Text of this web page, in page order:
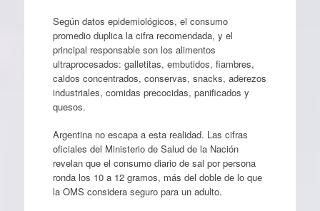
Según datos epidemiológicos, el consumo
promedio duplica la cifra recomendada, y el
principal responsable son los alimentos
ultraprocesados: galletitas, embutidos, fiambres,
caldos concentrados, conservas, snacks, aderezos
industriales, comidas precocidas, panificados y
quesos.
Argentina no escapa a esta realidad. Las cifras
oficiales del Ministerio de Salud de la Nación
revelan que el consumo diario de sal por persona
ronda los 10 a 12 gramos, más del doble de lo que
la OMS considera seguro para un adulto.